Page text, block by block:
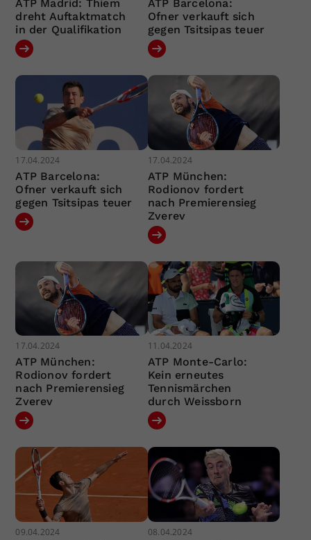
ATP Madrid: Thiem
dreht Auftaktmatch
in der Qualifikation
ATP Barcelona:
Ofner verkauft sich
gegen Tsitsipas teuer
17.04.2024
ATP Barcelona:
Ofner verkauft sich
gegen Tsitsipas teuer
17.04.2024
ATP München:
Rodionov fordert
nach Premierensieg
Zverev
17.04.2024
ATP München:
Rodionov fordert
nach Premierensieg
Zverev
11.04.2024
ATP Monte-Carlo:
Kein erneutes
Tennismärchen
durch Weissborn
09.04.2024 08.04.2024